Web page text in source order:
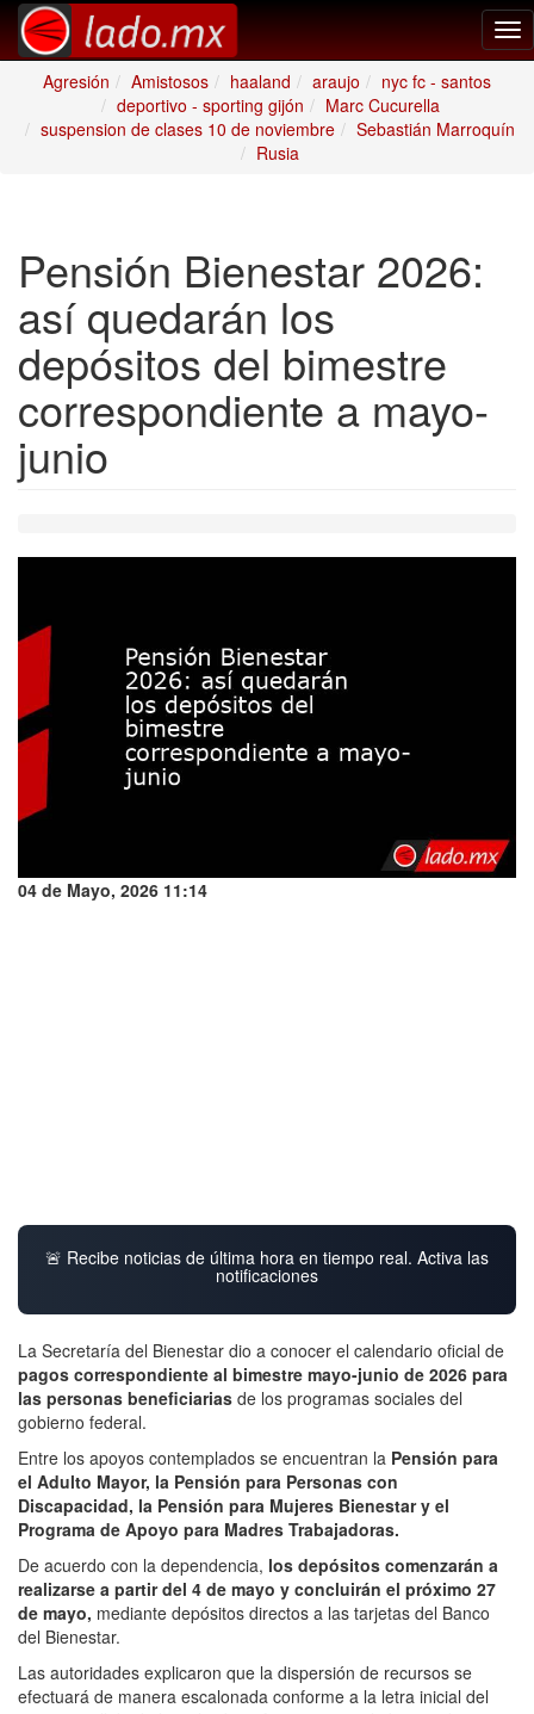
Agresión
Amistosos haaland araujo
nyc fc - santos
deportivo - sporting gijón
Marc Cucurella
suspension de clases 10 de noviembre
Sebastián Marroquín
Rusia
Pensión Bienestar 2026:
así quedarán los
depósitos del bimestre
correspondiente a mayo-
junio
04 de Mayo, 2026 11:14
🚨 Recibe noticias de última hora en tiempo real. Activa las
notificaciones
La Secretaría del Bienestar dio a conocer el calendario oficial de
pagos correspondiente al bimestre mayo-junio de 2026 para
las personas beneficiarias de los programas sociales del
gobierno federal.
Entre los apoyos contemplados se encuentran la Pensión para
el Adulto Mayor, la Pensión para Personas con
Discapacidad, la Pensión para Mujeres Bienestar y el
Programa de Apoyo para Madres Trabajadoras.
De acuerdo con la dependencia, los depósitos comenzarán a
realizarse a partir del 4 de mayo y concluirán el próximo 27
de mayo, mediante depósitos directos a las tarjetas del Banco
del Bienestar.
Las autoridades explicaron que la dispersión de recursos se
efectuará de manera escalonada conforme a la letra inicial del